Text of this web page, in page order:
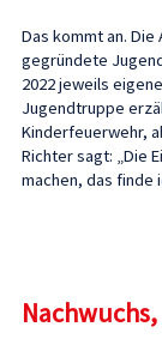
Das kommt an. Die
gegründete
2022 jeweils
Jugendtruppe
Kinderfeuerwehr,
Richter sagt: „Die
machen, das finde